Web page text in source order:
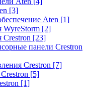
[3]
Aten [1]
WyreStorm [2]
[23]
панели Crestron
Crestron [7]
[5]
[1]